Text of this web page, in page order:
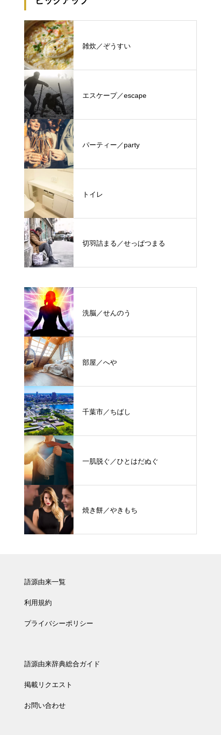
雑炊／ぞうすい
エスケープ／escape
パーティー／party
トイレ
切羽詰まる／せっぱつまる
洗脳／せんのう
部屋／へや
千葉市／ちばし
一肌脱ぐ／ひとはだぬぐ
焼き餅／やきもち
語源由来一覧
利用規約
プライバシーポリシー
語源由来辞典総合ガイド
掲載リクエスト
お問い合わせ